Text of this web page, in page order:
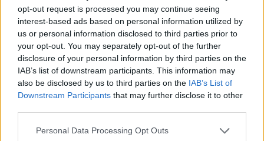
opt-out request is processed you may continue seeing
interest-based ads based on personal information utilized by
us or personal information disclosed to third parties prior to
your opt-out. You may separately opt-out of the further
disclosure of your personal information by third parties on the
IAB’s list of downstream participants. This information may
also be disclosed by us to third parties on the IAB’s List of
Downstream Participants that may further disclose it to other
Please note that this website/app uses one or more Google
Personal Data Processing Opt Outs
tenni azért, hogy sikeresek legyünk. A következő
felkészülési meccsen az lesz a legfontosabb, hogy a
saját csapatjátékunkat játsszuk, ahogyan ma is, a
megfelelő taktikai elemeket véghezvigyük és
ugyanilyen harcosan, küzdeni akarással akarunk
pályára lépni. Leírhatatlan, fantasztikus érzés, hogy
ilyen hangulatot varázsoltak a szurkolók és hogy
ennyire szeretnek minket, nagyon hálásak vagyunk